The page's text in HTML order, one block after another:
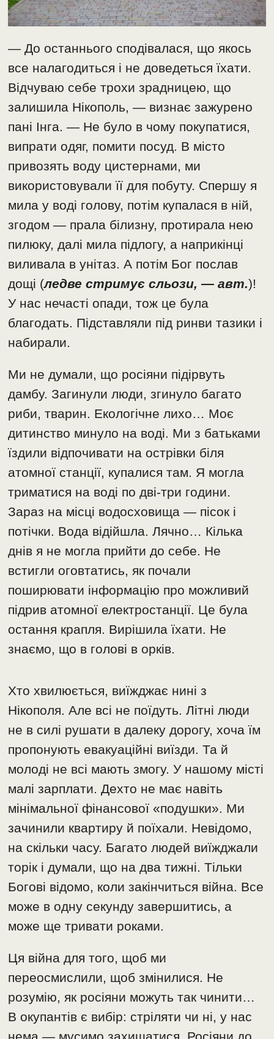
— До останнього сподівалася, що якось
все налагодиться і не доведеться їхати.
Відчуваю себе трохи зрадницею, що
залишила Нікополь, — визнає зажурено
пані Інга. — Не було в чому покупатися,
випрати одяг, помити посуд. В місто
привозять воду цистернами, ми
використовували її для побуту. Спершу я
мила у воді голову, потім купалася в ній,
згодом — прала білизну, протирала нею
пилюку, далі мила підлогу, а наприкінці
виливала в унітаз. А потім Бог послав
дощі (ледве стримує сльози, — авт.)!
У нас нечасті опади, тож це була
благодать. Підставляли під ринви тазики і
набирали.
Ми не думали, що росіяни підірвуть
дамбу. Загинули люди, згинуло багато
риби, тварин. Екологічне лихо… Моє
дитинство минуло на воді. Ми з батьками
їздили відпочивати на острівки біля
атомної станції, купалися там. Я могла
триматися на воді по дві-три години.
Зараз на місці водосховища — пісок і
потічки. Вода відійшла. Лячно… Кілька
днів я не могла прийти до себе. Не
встигли оговтатись, як почали
поширювати інформацію про можливий
підрив атомної електростанції. Це була
остання крапля. Вирішила їхати. Не
знаємо, що в голові в орків.
Хто хвилюється, виїжджає нині з
Нікополя. Але всі не поїдуть. Літні люди
не в силі рушати в далеку дорогу, хоча їм
пропонують евакуаційні виїзди. Та й
молоді не всі мають змогу. У нашому місті
малі зарплати. Дехто не має навіть
мінімальної фінансової «подушки». Ми
зачинили квартиру й поїхали. Невідомо,
на скільки часу. Багато людей виїжджали
торік і думали, що на два тижні. Тільки
Богові відомо, коли закінчиться війна. Все
може в одну секунду завершитись, а
може ще тривати роками.
Ця війна для того, щоб ми
переосмислили, щоб змінилися. Не
розумію, як росіяни можуть так чинити…
В окупантів є вибір: стріляти чи ні, у нас